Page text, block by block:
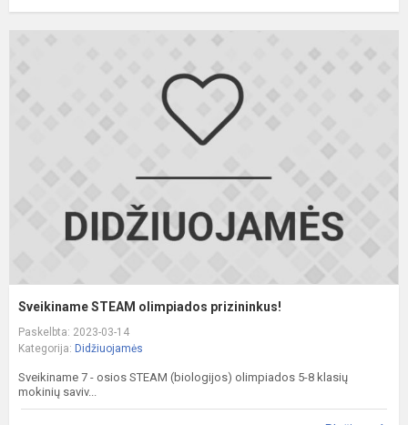
Sveikiname STEAM olimpiados prizininkus!
Paskelbta: 2023-03-14
Kategorija: Didžiuojamės
Sveikiname 7 - osios STEAM (biologijos) olimpiados 5-8 klasių
mokinių saviv...